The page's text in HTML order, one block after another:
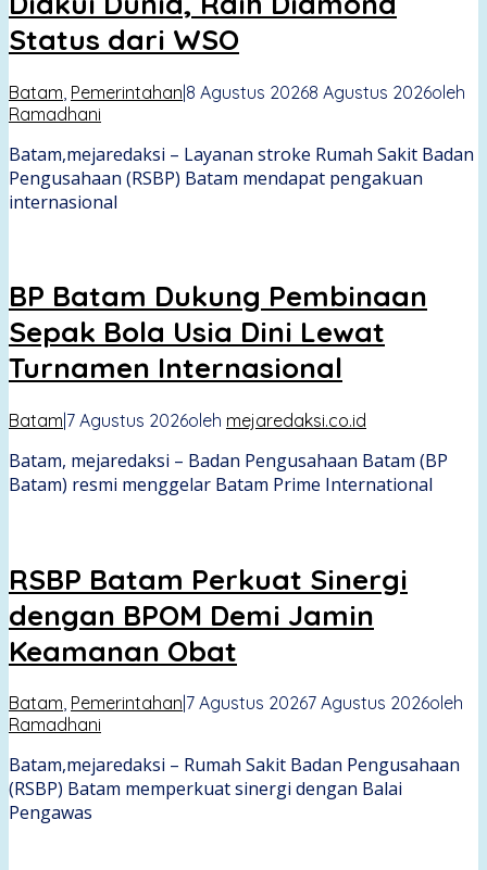
Status dari WSO
Batam Pemerintahan|8 Agustus 20268 Agustus 2026oleh
Ramadhani
Batam,mejaredaksi – Layanan stroke Rumah Sakit Badan
Pengusahaan (RSBP) Batam mendapat pengakuan
internasional
BP Batam Dukung Pembinaan
Sepak Bola Usia Dini Lewat
Turnamen Internasional
Batam|7 Agustus 2026oleh mejaredaksi.co.id
Batam, mejaredaksi – Badan Pengusahaan Batam (BP
Batam) resmi menggelar Batam Prime International
RSBP Batam Perkuat Sinergi
dengan BPOM Demi Jamin
Keamanan Obat
Batam, Pemerintahan 7 Agustus 20267 Agustus 2026oleh
Ramadhani
Batam,mejaredaksi – Rumah Sakit Badan Pengusahaan
(RSBP) Batam memperkuat sinergi dengan Balai
Pengawas